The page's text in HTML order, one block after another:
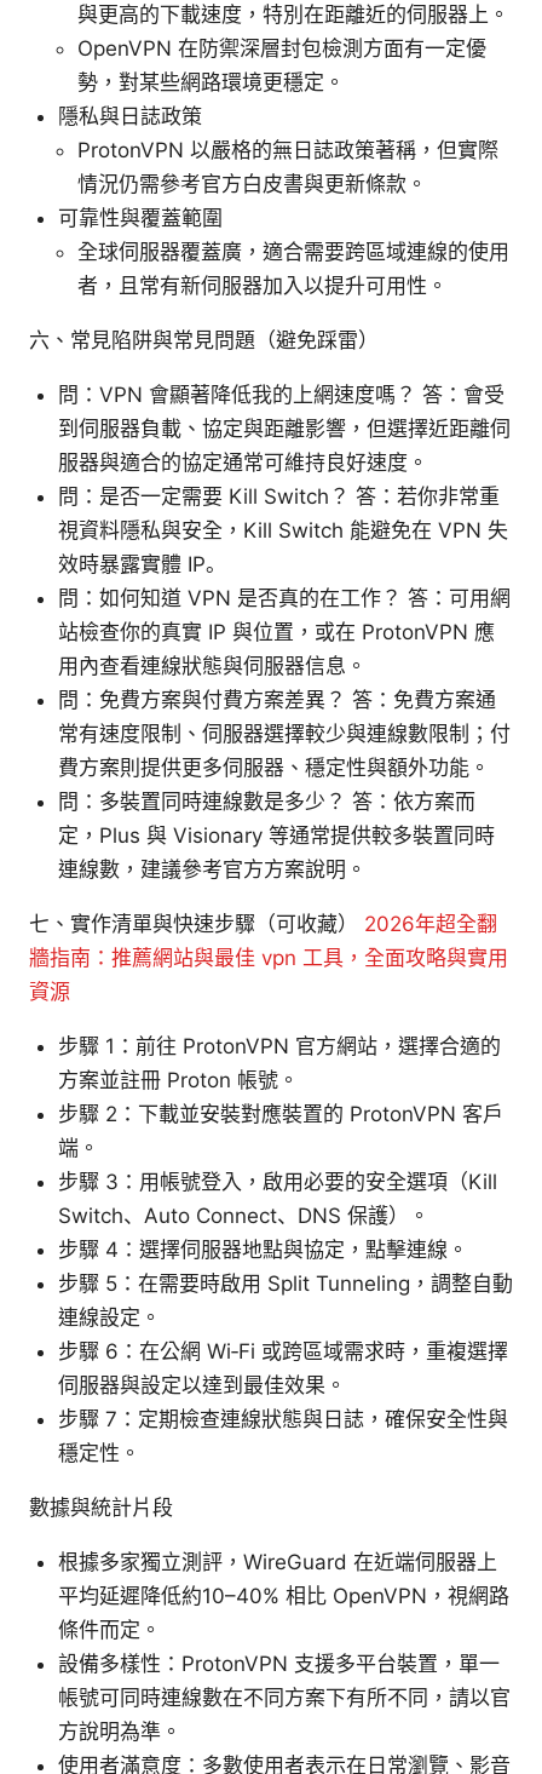
與更高的下載速度，特別在距離近的伺服器上。
OpenVPN 在防禦深層封包檢測方面有一定優
勢，對某些網路環境更穩定。
隱私與日誌政策
ProtonVPN 以嚴格的無日誌政策著稱，但實際
情況仍需參考官方白皮書與更新條款。
可靠性與覆蓋範圍
全球伺服器覆蓋廣，適合需要跨區域連線的使用
者，且常有新伺服器加入以提升可用性。
六、常見陷阱與常見問題（避免踩雷）
問：VPN 會顯著降低我的上網速度嗎？ 答：會受
到伺服器負載、協定與距離影響，但選擇近距離伺
服器與適合的協定通常可維持良好速度。
問：是否一定需要 Kill Switch？ 答：若你非常重
視資料隱私與安全，Kill Switch 能避免在 VPN 失
效時暴露實體 IP。
問：如何知道 VPN 是否真的在工作？ 答：可用網
站檢查你的真實 IP 與位置，或在 ProtonVPN 應
用內查看連線狀態與伺服器信息。
問：免費方案與付費方案差異？ 答：免費方案通
常有速度限制、伺服器選擇較少與連線數限制；付
費方案則提供更多伺服器、穩定性與額外功能。
問：多裝置同時連線數是多少？ 答：依方案而
定，Plus 與 Visionary 等通常提供較多裝置同時
連線數，建議參考官方方案說明。
七、實作清單與快速步驟（可收藏） 2026年超全翻
牆指南：推薦網站與最佳 vpn 工具，全面攻略與實用
資源
步驟 1：前往 ProtonVPN 官方網站，選擇合適的
方案並註冊 Proton 帳號。
步驟 2：下載並安裝對應裝置的 ProtonVPN 客戶
端。
步驟 3：用帳號登入，啟用必要的安全選項（Kill
Switch、Auto Connect、DNS 保護）。
步驟 4：選擇伺服器地點與協定，點擊連線。
步驟 5：在需要時啟用 Split Tunneling，調整自動
連線設定。
步驟 6：在公網 Wi‑Fi 或跨區域需求時，重複選擇
伺服器與設定以達到最佳效果。
步驟 7：定期檢查連線狀態與日誌，確保安全性與
穩定性。
數據與統計片段
根據多家獨立測評，WireGuard 在近端伺服器上
平均延遲降低約10–40% 相比 OpenVPN，視網路
條件而定。
設備多樣性：ProtonVPN 支援多平台裝置，單一
帳號可同時連線數在不同方案下有所不同，請以官
方說明為準。
使用者滿意度：多數使用者表示在日常瀏覽、影音